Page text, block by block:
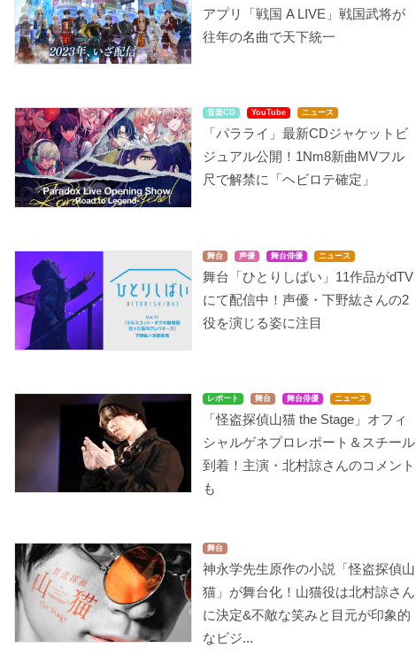
アプリ「戦国 A LIVE」戦国武将が
往年の名曲で天下統一
音楽CD YouTube ニュース
「パラライ」最新CDジャケットビ
ジュアル公開！1Nm8新曲MVフル
尺で解禁に「ヘビロテ確定」
舞台 声優 舞台俳優 ニュース
舞台「ひとりしばい」11作品がdTV
にて配信中！声優・下野紘さんの2
役を演じる姿に注目
レポート 舞台 舞台俳優 ニュース
「怪盗探偵山猫 the Stage」オフィ
シャルゲネプロレポート＆スチール
到着！主演・北村諒さんのコメント
も
舞台
神永学先生原作の小説「怪盗探偵山
猫」が舞台化！山猫役は北村諒さん
に決定&不敵な笑みと目元が印象的
なビジ...